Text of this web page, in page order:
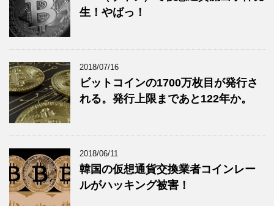
生！やばっ！
2018/07/16
ビットコインの1700万枚目が発行さ
れる。発行上限まであと122年か。
2018/06/11
韓国の仮想通貨交換業者コインレー
ルがハッキング被害！